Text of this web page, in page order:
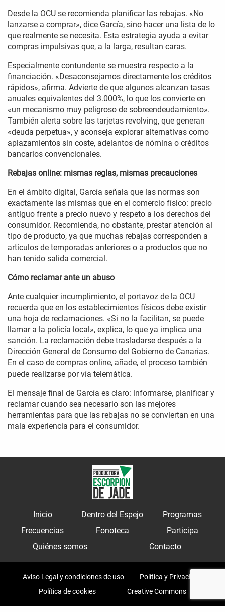
Desde la OCU se recomienda planificar las rebajas. «No
lanzarse a comprar», dice García, sino hacer una lista de lo
que realmente se necesita. Esta estrategia ayuda a evitar
compras impulsivas que, a la larga, resultan caras.
Especialmente contundente se muestra respecto a la
financiación. «Desaconsejamos directamente los créditos
rápidos», afirma. Advierte de que algunos alcanzan tasas
anuales equivalentes del 3.000%, lo que los convierte en
«un mecanismo muy peligroso de sobreendeudamiento».
También alerta sobre las tarjetas revolving, que generan
«deuda perpetua», y aconseja explorar alternativas como
aplazamientos sin coste, adelantos de nómina o créditos
bancarios convencionales.
Rebajas online: mismas reglas, mismas precauciones
En el ámbito digital, García señala que las normas son
exactamente las mismas que en el comercio físico: precio
antiguo frente a precio nuevo y respeto a los derechos del
consumidor. Recomienda, no obstante, prestar atención al
tipo de producto, ya que muchas rebajas corresponden a
artículos de temporadas anteriores o a productos que no
han tenido salida comercial.
Cómo reclamar ante un abuso
Ante cualquier incumplimiento, el portavoz de la OCU
recuerda que en los establecimientos físicos debe existir
una hoja de reclamaciones. «Si no la facilitan, se puede
llamar a la policía local», explica, lo que ya implica una
sanción. La reclamación debe trasladarse después a la
Dirección General de Consumo del Gobierno de Canarias.
En el caso de compras online, añade, el proceso también
puede realizarse por vía telemática.
El mensaje final de García es claro: informarse, planificar y
reclamar cuando sea necesario son las mejores
herramientas para que las rebajas no se conviertan en una
mala experiencia para el consumidor.
Inicio Dentro del Espejo
Programas
Frecuencias
Fonoteca
Participa
Quiénes somos
Contacto
Aviso Legal y condiciones de uso
Política y Privacidad
Política de cookies
Creative Commons